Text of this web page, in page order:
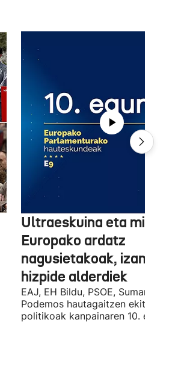
Ultraeskuina eta
Europako ardatz
nagusietakoak, izan dituzte
hizpide alderdiek
EAJ, EH Bildu, PSOE, Sumar, PP eta
Podemos hautagaitzen ekitaldi
politikoak kanpainaren 10. egunean.